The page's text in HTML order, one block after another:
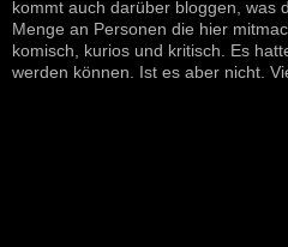
kommt auch darüber bloggen, was
Menge an Personen die hier
komisch, kurios und kritisch. Es
werden können. Ist es aber nicht.